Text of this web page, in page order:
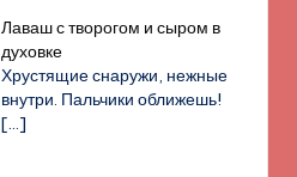
Лаваш с творогом и сыром в
духовке
Хрустящие снаружи, нежные
внутри. Пальчики оближешь!
[…]